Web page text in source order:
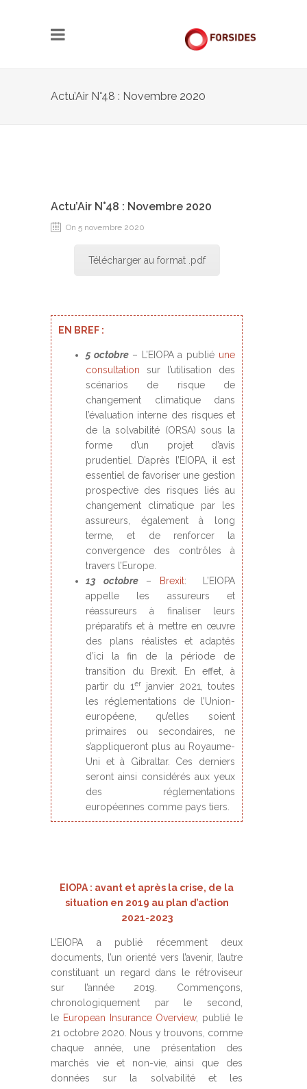
Actu’Air N°48 : Novembre 2020
Actu’Air N°48 : Novembre 2020
On 5 novembre 2020
Télécharger au format .pdf
EN BREF :
5 octobre – L’EIOPA a publié une
consultation sur l’utilisation des
scénarios de risque de
changement climatique dans
l’évaluation interne des risques et
de la solvabilité (ORSA) sous la
forme d’un projet d’avis
prudentiel. D’après l’EIOPA, il est
essentiel de favoriser une gestion
prospective des risques liés au
changement climatique par les
assureurs, également à long
terme, et de renforcer la
convergence des contrôles à
travers l’Europe.
13 octobre – Brexit: L’EIOPA
appelle les assureurs et
réassureurs à finaliser leurs
préparatifs et à mettre en œuvre
des plans réalistes et adaptés
d’ici la fin de la période de
transition du Brexit. En effet, à
partir du 1erjanvier 2021, toutes
les réglementations de l’Union-
européene, qu’elles soient
primaires ou secondaires, ne
s’appliqueront plus au Royaume-
Uni et à Gibraltar. Ces derniers
seront ainsi considérés aux yeux
des réglementations
européennes comme pays tiers.
EIOPA : avant et après la crise, de la
situation en 2019 au plan d’action
2021-2023
L’EIOPA a publié récemment deux
documents, l’un orienté vers l’avenir, l’autre
constituant un regard dans le rétroviseur
sur l’année 2019. Commençons,
chronologiquement par le second,
le European Insurance Overview, publié le
21 octobre 2020. Nous y trouvons, comme
chaque année, une présentation des
marchés vie et non-vie, ainsi que des
données sur la solvabilité et les